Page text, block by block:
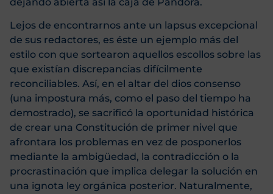
Lejos de encontrarnos ante un lapsus excepcional
de sus redactores, es éste un ejemplo más del
estilo con que sortearon aquellos escollos sobre las
que existían discrepancias difícilmente
reconciliables. Así, en el altar del dios consenso
(una impostura más, como el paso del tiempo ha
demostrado), se sacrificó la oportunidad histórica
de crear una Constitución de primer nivel que
afrontara los problemas en vez de posponerlos
mediante la ambigüedad, la contradicción o la
procrastinación que implica delegar la solución en
una ignota ley orgánica posterior. Naturalmente,